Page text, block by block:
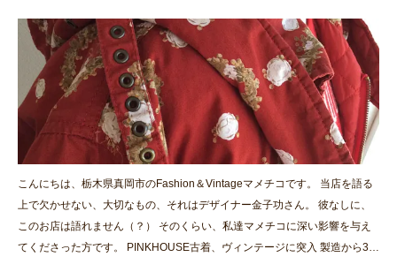
こんにちは、栃木県真岡市のFashion＆Vintageマメチコです。 当店を語る
上で欠かせない、大切なもの、それはデザイナー金子功さん。 彼なしに、
このお店は語れません（？） そのくらい、私達マメチコに深い影響を与え
てくださった方です。 PINKHOUSE古着、ヴィンテージに突入 製造から3…